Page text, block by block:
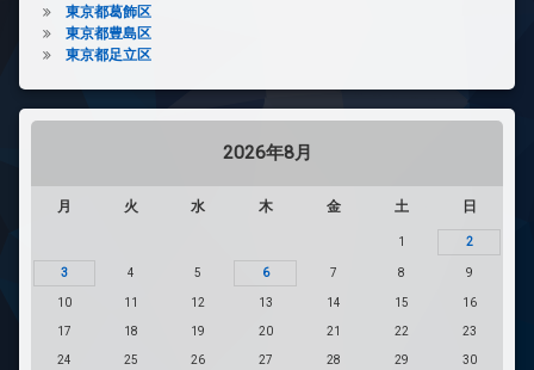
東京都葛飾区
東京都豊島区
東京都足立区
2026年8月
月 火 水 木 金 土 日
1 2
3 4 5 6 7 8 9
10 11 12 13 14 15 16
17 18 19 20 21 22 23
24 25 26 27 28 29 30